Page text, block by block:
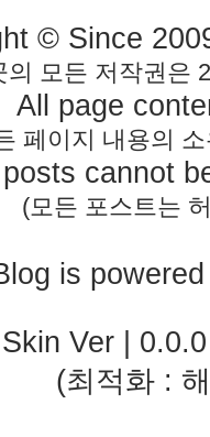
© Since
의 모든 저작권은
All page
페이지 내용의
cannot
(모든 포스트는
is
Skin Ver |
(최적화 :